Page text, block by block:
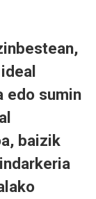
edo sumin
baizik